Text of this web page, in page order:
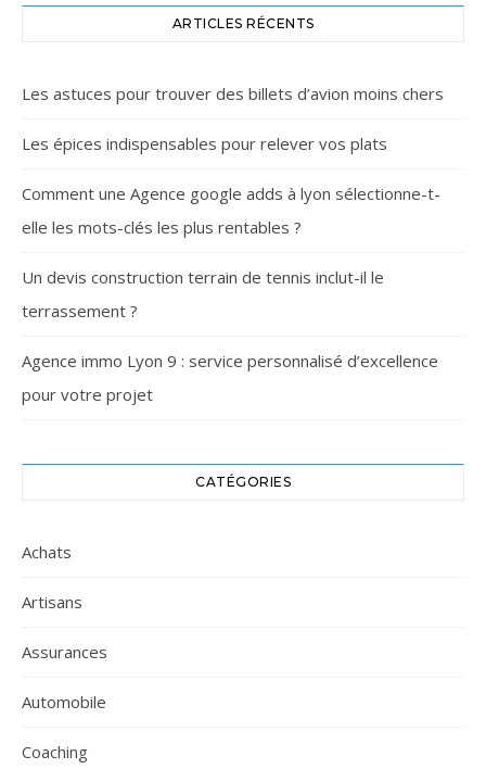
ARTICLES RÉCENTS
Les astuces pour trouver des billets d’avion moins chers
Les épices indispensables pour relever vos plats
Comment une Agence google adds à lyon sélectionne-t-
elle les mots-clés les plus rentables ?
Un devis construction terrain de tennis inclut-il le
terrassement ?
Agence immo Lyon 9 : service personnalisé d’excellence
pour votre projet
CATÉGORIES
Achats
Artisans
Assurances
Automobile
Coaching